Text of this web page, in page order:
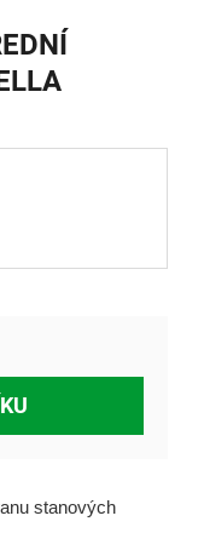
stanových